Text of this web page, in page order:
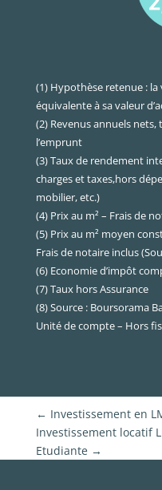
(1) Hypothèse retenue :
équivalente à sa valeur
(2) Revenus annuels
l’emprunt
(3) Taux de rendement
charges et taxes,hors
mobilier, etc.)
(4) Prix au m² – Frais de
(5) Prix au m² moyen
Frais de notaire inclus
(6) Economie d’impôt
(7) Taux hors Assurance
(8) Source : Boursorama
Unité de compte – Hors
← Investissement en
Investissement locatif
Etudiante →